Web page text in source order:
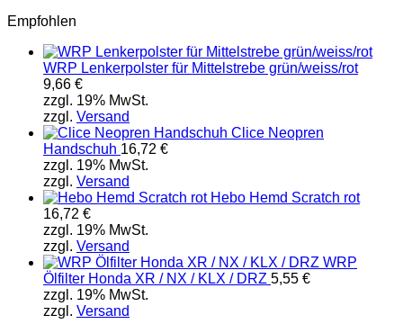
Empfohlen
WRP Lenkerpolster für Mittelstrebe grün/weiss/rot
9,66 €
zzgl. 19% MwSt.
zzgl. Versand
Clice Neopren
Handschuh 16,72 €
zzgl. 19% MwSt.
zzgl. Versand
Hebo Hemd Scratch rot
16,72 €
zzgl. 19% MwSt.
zzgl. Versand
WRP
Ölfilter Honda XR / NX / KLX / DRZ 5,55 €
zzgl. 19% MwSt.
zzgl. Versand